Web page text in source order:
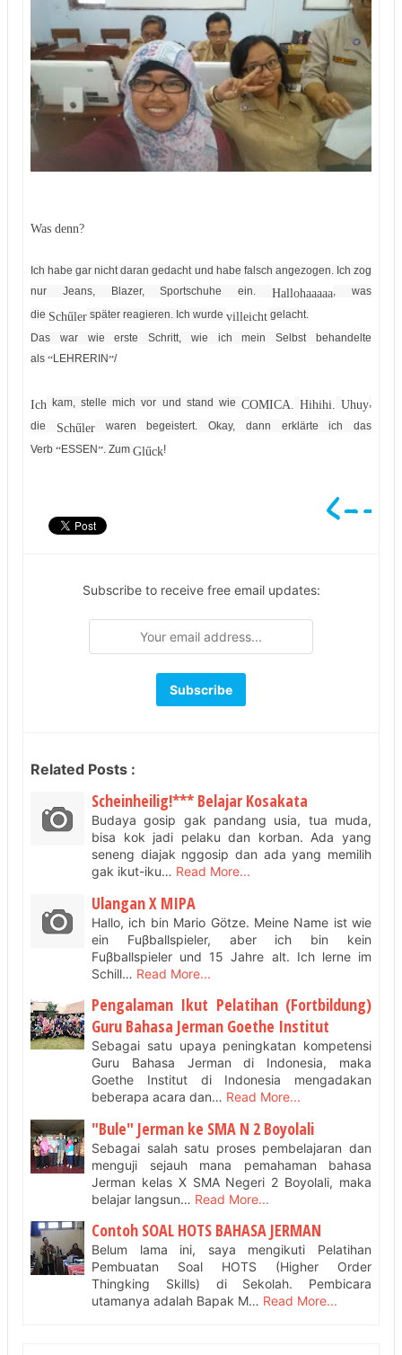
Was denn?
Ich habe gar nicht daran gedacht und habe falsch angezogen. Ich zog
nur Jeans, Blazer, Sportschuhe ein.Hallohaaaaa, was
die Schűler später reagieren. Ich wurde villeicht gelacht.
Das war wie erste Schritt, wie ich mein Selbst behandelte
als “LEHRERIN”/
Ich kam, stelle mich vor und stand wie COMICA. Hihihi. Uhuy,
die Schűlerwaren begeistert. Okay, dann erklärte ich das
Verb “ESSEN”. Zum Glűck!
Subscribe to receive free email updates:
Related Posts :
Scheinheilig!*** Belajar Kosakata
Budaya gosip gak pandang usia, tua muda,
bisa kok jadi pelaku dan korban. Ada yang
seneng diajak nggosip dan ada yang memilih
gak ikut-iku… Read More...
Ulangan X MIPA
Hallo, ich bin Mario Götze. Meine Name ist wie
ein Fuβballspieler, aber ich bin kein
Fuβballspieler und 15 Jahre alt. Ich lerne im
Schill… Read More...
Pengalaman Ikut Pelatihan (Fortbildung)
Guru Bahasa Jerman Goethe Institut
Sebagai satu upaya peningkatan kompetensi
Guru Bahasa Jerman di Indonesia, maka
Goethe Institut di Indonesia mengadakan
beberapa acara dan… Read More...
"Bule" Jerman ke SMA N 2 Boyolali
Sebagai salah satu proses pembelajaran dan
menguji sejauh mana pemahaman bahasa
Jerman kelas X SMA Negeri 2 Boyolali, maka
belajar langsun… Read More...
Contoh SOAL HOTS BAHASA JERMAN
Belum lama ini, saya mengikuti Pelatihan
Pembuatan Soal HOTS (Higher Order
Thingking Skills) di Sekolah. Pembicara
utamanya adalah Bapak M… Read More...